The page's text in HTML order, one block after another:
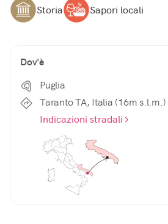
Storia Sapori locali
Dov'è
Puglia
Taranto TA, Italia (16m s.l.m.)
Indicazioni stradali